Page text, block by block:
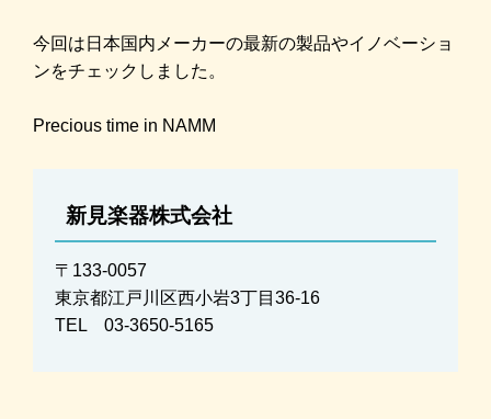
今回は日本国内 メーカーの最新の製品やイノベーショ
ンをチェックしました。
Precious time in NAMM
新見楽器株式会社
〒133-0057
東京都江戸川区西小岩3丁目36-16
TEL 03-3650-5165